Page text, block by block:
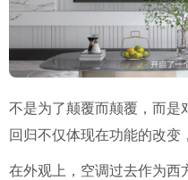
不是为了颠覆而颠覆，而是
回归不仅体现在功能的改变
在外观上，空调过去作为西